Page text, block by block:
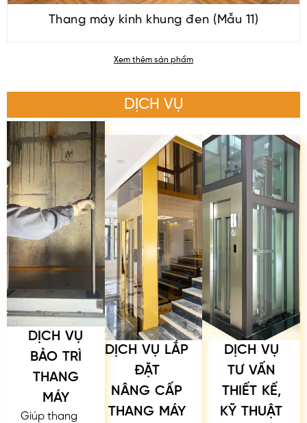
Thang máy kính khung đen (Mẫu 11)
Xem thêm sản phẩm
DỊCH VỤ
DỊCH VỤ
BẢO TRÌ
THANG
MÁY
Giúp thang
DỊCH VỤ LẮP
ĐẶT
NÂNG CẤP
THANG MÁY
DỊCH VỤ
TƯ VẤN
THIẾT KẾ,
KỸ THUẬT